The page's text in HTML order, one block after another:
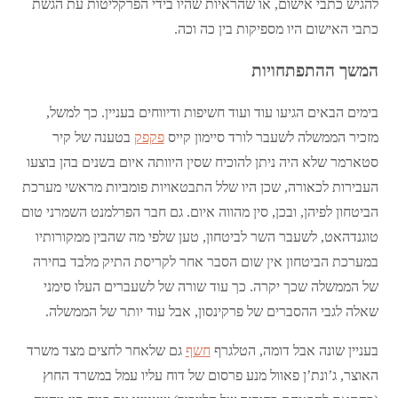
להגיש כתבי אישום, או שהראיות שהיו בידי הפרקליטות עת הגשת
כתבי האישום היו מספיקות בין כה וכה.
המשך ההתפתחויות
בימים הבאים הגיעו עוד ועוד חשיפות ודיווחים בעניין. כך למשל,
מזכיר הממשלה לשעבר לורד סיימון קייספקפק בטענה של קיר
סטארמר שלא היה ניתן להוכיח שסין היוותה איום בשנים בהן בוצעו
העבירות לכאורה, שכן היו שלל התבטאויות פומביות מראשי מערכת
הביטחון לפיהן, ובכן, סין מהווה איום. גם חבר הפרלמנט השמרני טום
טוגנדהאט, לשעבר השר לביטחון, טען שלפי מה שהבין ממקורותיו
במערכת הביטחון אין שום הסבר אחר לקריסת התיק מלבד בחירה
של הממשלה שכך יקרה. כך עוד שורה של לשעברים העלו סימני
שאלה לגבי ההסברים של פרקינסון, אבל עוד יותר של הממשלה.
בעניין שונה אבל דומה, הטלגרףחשף גם שלאחר לחצים מצד משרד
האוצר, ג’ונת’ן פאוול מנע פרסום של דוח עליו עמל במשרד החוץ